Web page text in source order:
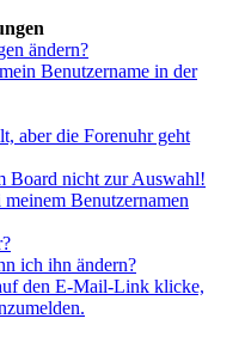
ändern?
Benutzername in der
aber die Forenuhr geht
Board nicht zur Auswahl!
Benutzernamen
ich ihn ändern?
den E-Mail-Link klicke,